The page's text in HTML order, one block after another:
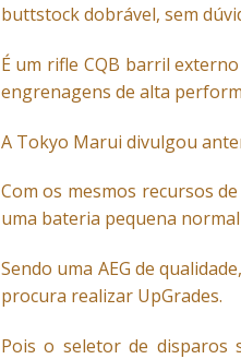
buttstock dobrável, sem
É um rifle CQB barril
engrenagens de alta
A Tokyo Marui divulgou
Com os mesmos recursos
uma bateria pequena
Sendo uma AEG de
procura realizar UpGrades.
Pois o seletor de disparos